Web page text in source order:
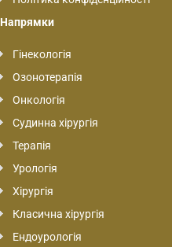
Напрямки
Гінекологія
Озонотерапія
Онкологія
Судинна хірургія
Терапія
Урологія
Хірургія
Класична хірургія
Ендоурологія